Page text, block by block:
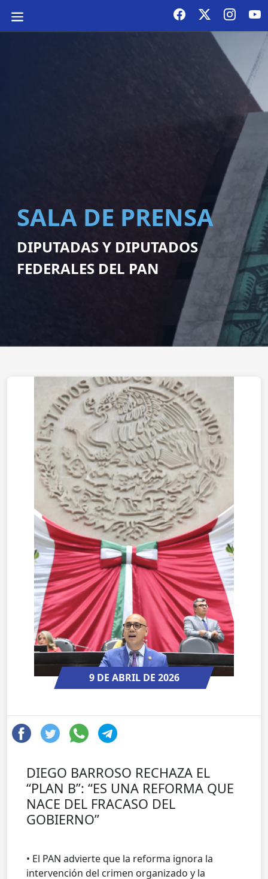
SALA DE PRENSA
DIPUTADAS Y DIPUTADOS
FEDERALES DEL PAN
9 DE ABRIL DE 2026
DIEGO BARROSO RECHAZA EL
“PLAN B”: “ES UNA REFORMA QUE
NACE DEL FRACASO DEL
GOBIERNO”
• El PAN advierte que la reforma ignora la
intervención del crimen organizado y la